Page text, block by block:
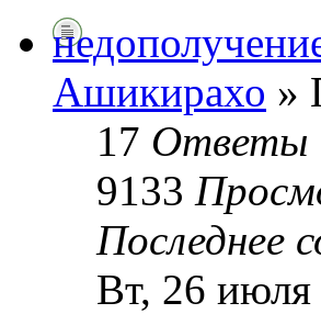
Ашикирахо »
17 Ответы
9133
Последнее
Вт, 26